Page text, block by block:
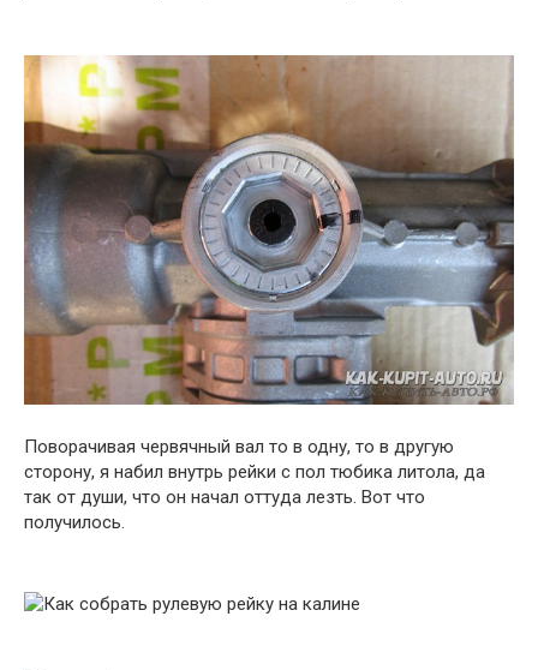
Поворачивая червячный вал то в одну, то в другую
сторону, я набил внутрь рейки с пол тюбика литола, да
так от души, что он начал оттуда лезть. Вот что
получилось.